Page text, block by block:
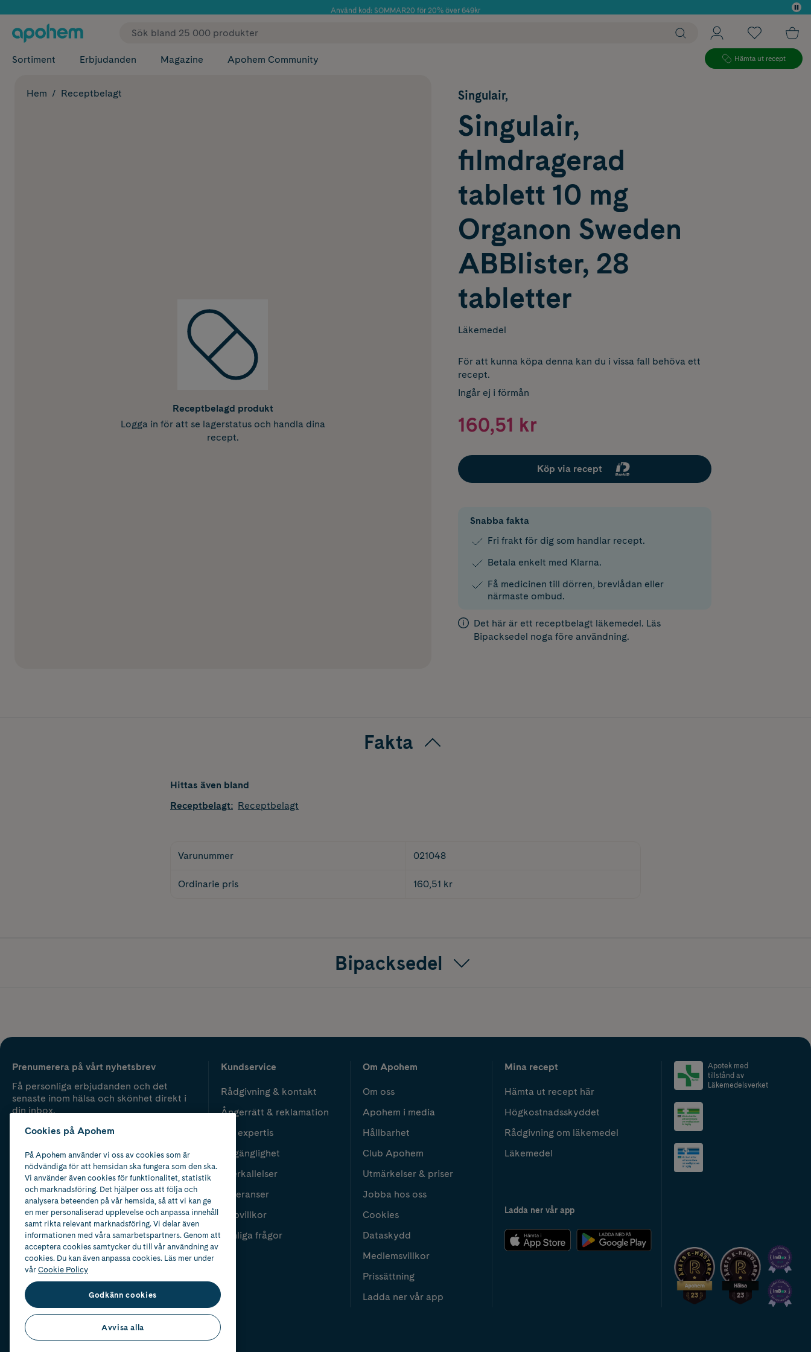
Använd kod: SOMMAR20 för 20% över 649kr
✓ Fri frakt
Sortiment Erbjudanden Magazine Apohem Community Hämta ut recept
Hem Receptbelagt
Receptbelagd produkt
Logga in för att se lagerstatus och handla dina
recept.
Singulair,
Singulair,
filmdragerad
tablett 10 mg
Organon Sweden
ABBlister, 28
tabletter
Läkemedel
För att kunna köpa denna kan du i vissa fall behöva ett
recept.
Ingår ej i förmån
160,51 kr
Köp via recept
Snabba fakta
Fri frakt för dig som handlar recept.
Betala enkelt med Klarna.
Få medicinen till dörren, brevlådan eller
närmaste ombud.
Det här är ett receptbelagt läkemedel. Läs
Bipacksedel noga före användning.
Fakta
Hittas även bland
Receptbelagt: Receptbelagt
Varunummer 021048
Ordinarie pris 160,51 kr
Bipacksedel
Prenumerera på vårt nyhetsbrev
Få personliga erbjudanden och det
senaste inom hälsa och skönhet direkt i
din inbox.
Kundservice
Rådgivning & kontakt
Ångerrätt & reklamation
Vår expertis
Tillgänglighet
Återkallelser
Leveranser
Köpvillkor
Vanliga frågor
Om Apohem
Om oss
Apohem i media
Hållbarhet
Club Apohem
Utmärkelser & priser
Jobba hos oss
Cookies
Dataskydd
Medlemsvillkor
Prissättning
Ladda ner vår app
Mina recept
Hämta ut recept här
Högkostnadsskyddet
Rådgivning om läkemedel
Läkemedel
Ladda ner vår app
Apotek med
tillstånd av
Läkemedelsverket
2024
Cookies på Apohem
På Apohem använder vi oss av cookies som är
nödvändiga för att hemsidan ska fungera som den ska.
Vi använder även cookies för funktionalitet, statistik
och marknadsföring. Det hjälper oss att följa och
analysera beteenden på vår hemsida, så att vi kan ge
en mer personaliserad upplevelse och anpassa innehåll
samt rikta relevant marknadsföring. Vi delar även
informationen med våra samarbetspartners. Genom att
acceptera cookies samtycker du till vår användning av
cookies. Du kan även anpassa cookies. Läs mer under
vårCookie Policy
Godkänn cookies
Avvisa alla